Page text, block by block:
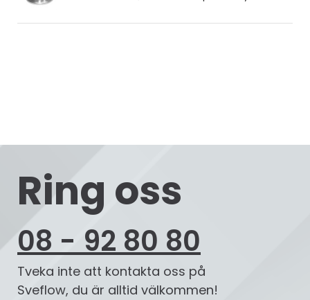
Ring oss
08 - 92 80 80
Tveka inte att kontakta oss på
Sveflow, du är alltid välkommen!